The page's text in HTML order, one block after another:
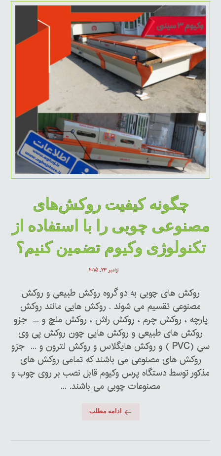
چگونه کیفیت روکش‌های
مصنوعی چوبی را با استفاده از
تکنولوژی وکیوم تضمین کنیم؟
نوامبر ۲۳, ۲۰۱۵
روکش های چوبی به دو گروه روکش طبیعی و روکش
مصنوعی تقسیم می شوند . روکش هایی مانند روکش
پارچه ، روکش چرم ، روکش راش ، روکش ملچ و ... جزو
روکش های طبیعی و روکش هایی چون روکش پی وی
سی (PVC ) و روکش هایگلاس و روکش لترون و ... جزو
روکش های مصنوعی می باشند که تمامی روکش های
مذکور توسط دستگاه پرس وکیوم قابل نصب بر روی چوب و
مصنوعات چوبی می باشند. ...
ادامه مطلب